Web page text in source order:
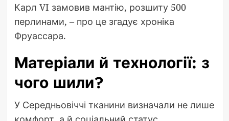
Карл VI замовив мантію, розшиту 500
перлинами, – про це згадує хроніка
Фруассара.
Матеріали й технології: з
чого шили?
У Середньовіччі тканини визначали не лише